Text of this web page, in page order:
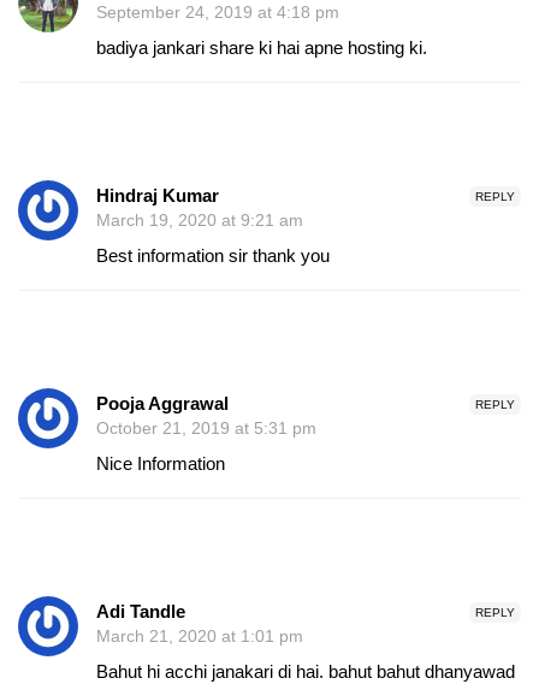
September 24, 2019 at 4:18 pm
badiya jankari share ki hai apne hosting ki.
REPLY
Hindraj Kumar
March 19, 2020 at 9:21 am
Best information sir thank you
REPLY
Pooja Aggrawal
October 21, 2019 at 5:31 pm
Nice Information
REPLY
Adi Tandle
March 21, 2020 at 1:01 pm
Bahut hi acchi janakari di hai. bahut bahut dhanyawad